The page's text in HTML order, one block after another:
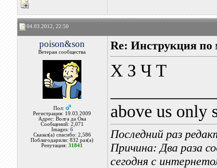
04.03.2012, 22:50
poison&son
Ветеран сообщества
Пол:
Регистрация: 19.03.2009
Адрес: Волга да Ока
Сообщений: 2,071
Images: 6
Сказал(а) спасибо: 2,586
Поблагодарили: 832 раз(а)
Репутация:31841
Re: Инструкция
Х З Ч Т
above us only
Последний раз
Причина: Два раза
сегодня с